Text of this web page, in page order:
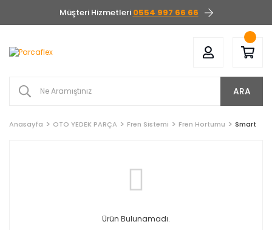
Müşteri Hizmetleri 0554 997 66 66
ARA
Anasayfa OTO YEDEK PARÇA Fren Sistemi Fren Hortumu Smart
Ürün Bulunamadı.